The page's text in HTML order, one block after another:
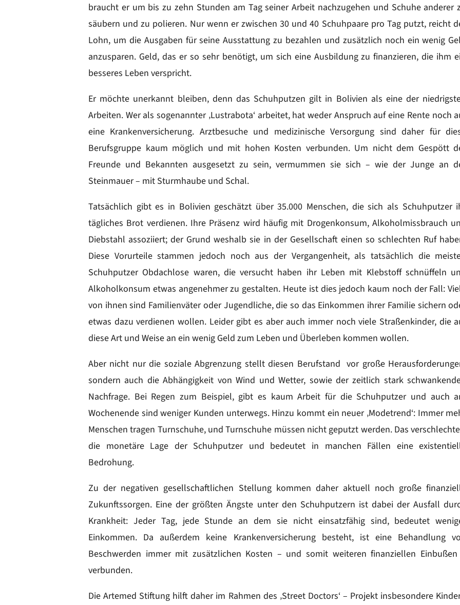
braucht er um bis zu zehn Stunden am Tag seiner Arbeit nachzugehen und Schuhe anderer
säubern und zu polieren. Nur wenn er zwischen 30 und 40 Schuhpaare pro Tag putzt, reicht
Lohn, um die Ausgaben für seine Ausstattung zu bezahlen und zusätzlich noch ein wenig
anzusparen. Geld, das er so sehr benötigt, um sich eine Ausbildung zu finanzieren, die ihm
besseres Leben verspricht.
Er möchte unerkannt bleiben, denn das Schuhputzen gilt in Bolivien als eine der
Arbeiten. Wer als sogenannter ‚Lustrabota‘ arbeitet, hat weder Anspruch auf eine Rente noch
eine Krankenversicherung. Arztbesuche und medizinische Versorgung sind daher für
Berufsgruppe kaum möglich und mit hohen Kosten verbunden. Um nicht dem Gespött
Freunde und Bekannten ausgesetzt zu sein, vermummen sie sich – wie der Junge an
Steinmauer – mit Sturmhaube und Schal.
Tatsächlich gibt es in Bolivien geschätzt über 35.000 Menschen, die sich als Schuhputzer
tägliches Brot verdienen. Ihre Präsenz wird häufig mit Drogenkonsum, Alkoholmissbrauch
Diebstahl assoziiert; der Grund weshalb sie in der Gesellschaft einen so schlechten Ruf
Diese Vorurteile stammen jedoch noch aus der Vergangenheit, als tatsächlich die
Schuhputzer Obdachlose waren, die versucht haben ihr Leben mit Klebstoff schnüffeln
Alkoholkonsum etwas angenehmer zu gestalten. Heute ist dies jedoch kaum noch der Fall:
von ihnen sind Familienväter oder Jugendliche, die so das Einkommen ihrer Familie sichern
etwas dazu verdienen wollen. Leider gibt es aber auch immer noch viele Straßenkinder, die
diese Art und Weise an ein wenig Geld zum Leben und Überleben kommen wollen.
Aber nicht nur die soziale Abgrenzung stellt diesen Berufstand vor große
sondern auch die Abhängigkeit von Wind und Wetter, sowie der zeitlich stark
Nachfrage. Bei Regen zum Beispiel, gibt es kaum Arbeit für die Schuhputzer und auch
Wochenende sind weniger Kunden unterwegs. Hinzu kommt ein neuer ‚Modetrend‘: Immer
Menschen tragen Turnschuhe, und Turnschuhe müssen nicht geputzt werden. Das
die monetäre Lage der Schuhputzer und bedeutet in manchen Fällen eine
Bedrohung.
Zu der negativen gesellschaftlichen Stellung kommen daher aktuell noch große
Zukunftssorgen. Eine der größten Ängste unter den Schuhputzern ist dabei der Ausfall
Krankheit: Jeder Tag, jede Stunde an dem sie nicht einsatzfähig sind, bedeutet
Einkommen. Da außerdem keine Krankenversicherung besteht, ist eine Behandlung
Beschwerden immer mit zusätzlichen Kosten – und somit weiteren finanziellen
verbunden.
Die Artemed Stiftung hilft daher im Rahmen des ‚Street Doctors‘ – Projekt insbesondere